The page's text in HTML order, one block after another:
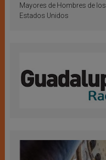
Mayores de Hombres de los
Estados Unidos